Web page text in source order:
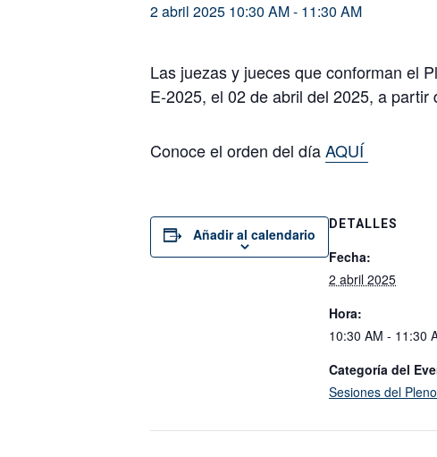
2 abril 2025 10:30 AM- 11:30 AM
Las juezas y jueces que conforman el
E-2025, el 02 de abril del 2025, a partir
Conoce el orden del díaAQUÍ
Añadir al calendario
DETALLES
Fecha:
2 abril 2025
Hora:
10:30 AM - 11:30
Categoría del
Sesiones del Pleno